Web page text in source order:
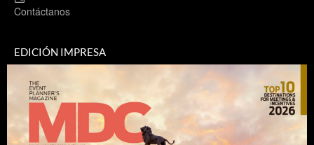
Contáctanos
EDICIÓN IMPRESA